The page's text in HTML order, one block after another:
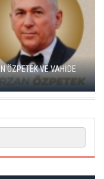
DOĞU KARADENİZ